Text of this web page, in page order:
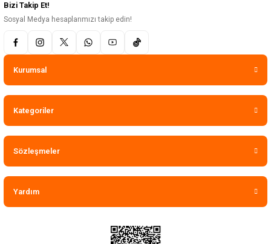
Bizi Takip Et!
Sosyal Medya hesaplarımızı takip edin!
Kurumsal
Kategoriler
Sözleşmeler
Yardım